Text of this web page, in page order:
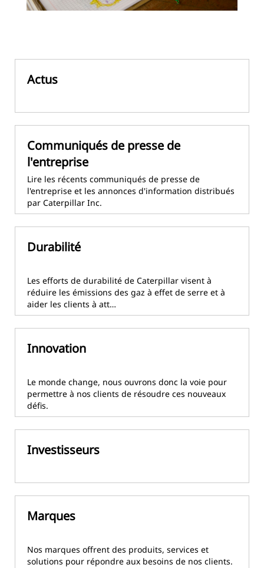
Actus
Communiqués de presse de
l'entreprise
Lire les récents communiqués de presse de
l'entreprise et les annonces d'information distribués
par Caterpillar Inc.
Durabilité
Les efforts de durabilité de Caterpillar visent à
réduire les émissions des gaz à effet de serre et à
aider les clients à att…
Innovation
Le monde change, nous ouvrons donc la voie pour
permettre à nos clients de résoudre ces nouveaux
défis.
Investisseurs
Marques
Nos marques offrent des produits, services et
solutions pour répondre aux besoins de nos clients.